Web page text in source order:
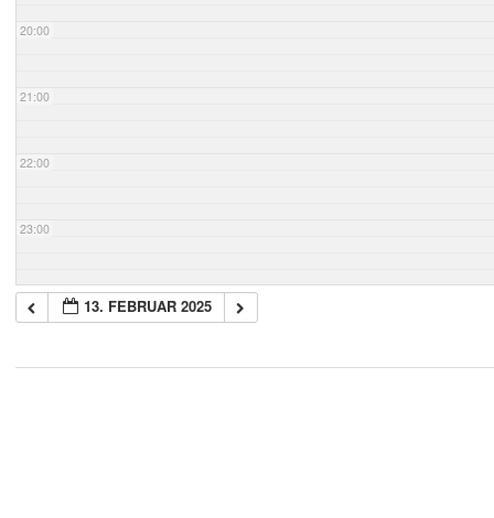
20:00
21:00
22:00
23:00
13. FEBRUAR 2025